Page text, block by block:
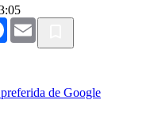
Facebook
Email
de Google